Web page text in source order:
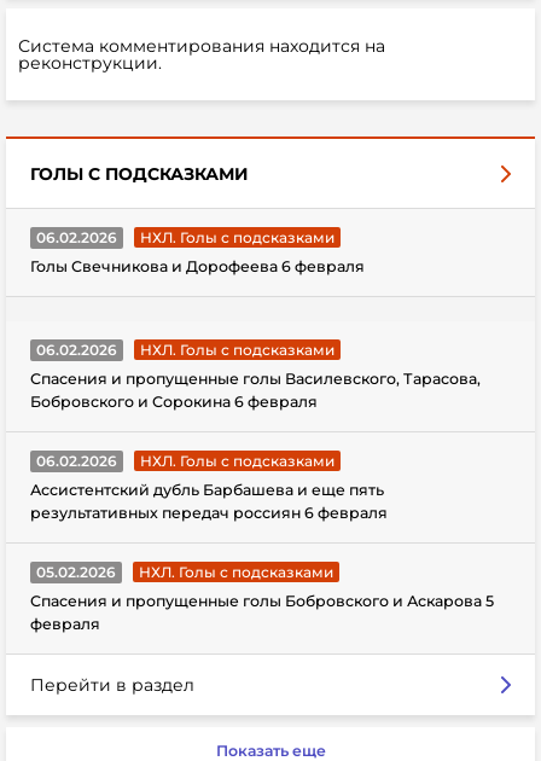
Система комментирования находится на
реконструкции.
ГОЛЫ С ПОДСКАЗКАМИ
06.02.2026
НХЛ. Голы с подсказками
Голы Свечникова и Дорофеева 6 февраля
06.02.2026
НХЛ. Голы с подсказками
Спасения и пропущенные голы Василевского, Тарасова,
Бобровского и Сорокина 6 февраля
06.02.2026
НХЛ. Голы с подсказками
Ассистентский дубль Барбашева и еще пять
результативных передач россиян 6 февраля
05.02.2026
НХЛ. Голы с подсказками
Спасения и пропущенные голы Бобровского и Аскарова 5
февраля
Перейти в раздел
Показать еще